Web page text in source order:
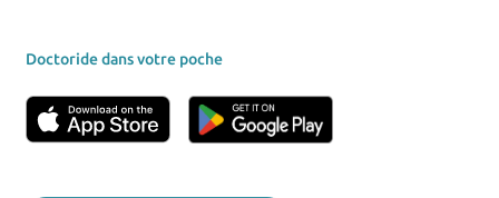
Doctoride dans votre poche